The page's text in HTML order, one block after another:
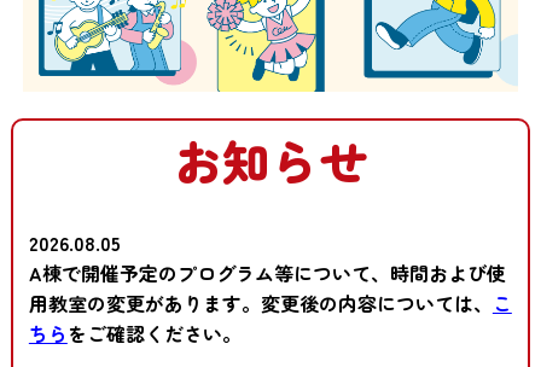
お知らせ
2026.08.05
A棟で開催予定のプログラム等について、時間および使
用教室の変更があります。変更後の内容については、 こ
ちら をご確認ください。